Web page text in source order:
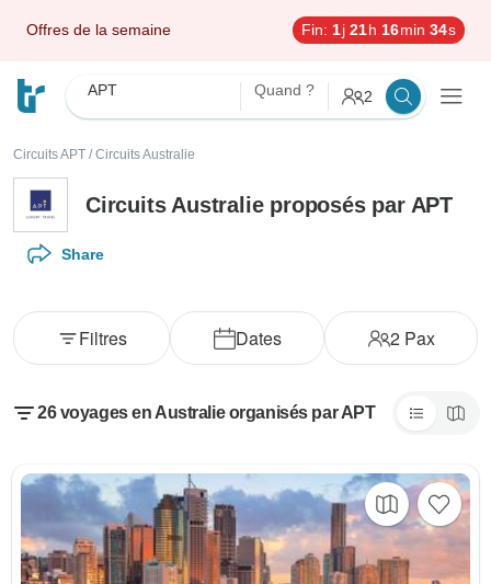
Offres de la semaine Fin: 1j 21h 16min 33s
APT Quand ? 2
Circuits APT / Circuits Australie
Circuits Australie proposés par APT
Share
Dates 2Pax
Filtres
26 voyages en Australie organisés par APT